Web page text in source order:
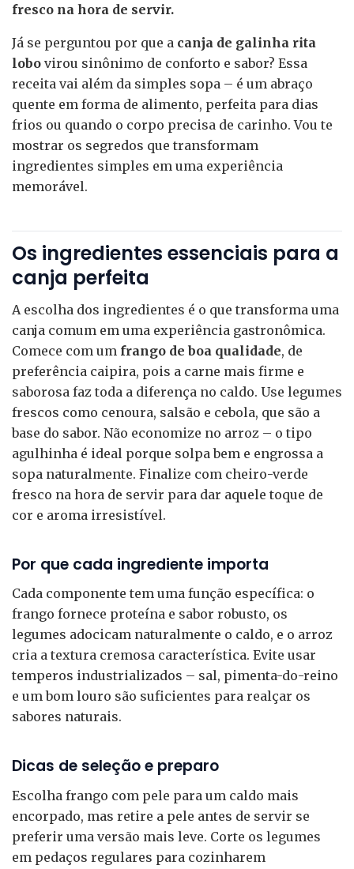
fresco na hora de servir.
Já se perguntou por que a canja de galinha rita
lobo virou sinônimo de conforto e sabor? Essa
receita vai além da simples sopa – é um abraço
quente em forma de alimento, perfeita para dias
frios ou quando o corpo precisa de carinho. Vou te
mostrar os segredos que transformam
ingredientes simples em uma experiência
memorável.
Os ingredientes essenciais para a
canja perfeita
A escolha dos ingredientes é o que transforma uma
canja comum em uma experiência gastronômica.
Comece com um frango de boa qualidade, de
preferência caipira, pois a carne mais firme e
saborosa faz toda a diferença no caldo. Use legumes
frescos como cenoura, salsão e cebola, que são a
base do sabor. Não economize no arroz – o tipo
agulhinha é ideal porque solpa bem e engrossa a
sopa naturalmente. Finalize com cheiro-verde
fresco na hora de servir para dar aquele toque de
cor e aroma irresistível.
Por que cada ingrediente importa
Cada componente tem uma função específica: o
frango fornece proteína e sabor robusto, os
legumes adocicam naturalmente o caldo, e o arroz
cria a textura cremosa característica. Evite usar
temperos industrializados – sal, pimenta-do-reino
e um bom louro são suficientes para realçar os
sabores naturais.
Dicas de seleção e preparo
Escolha frango com pele para um caldo mais
encorpado, mas retire a pele antes de servir se
preferir uma versão mais leve. Corte os legumes
em pedaços regulares para cozinharem